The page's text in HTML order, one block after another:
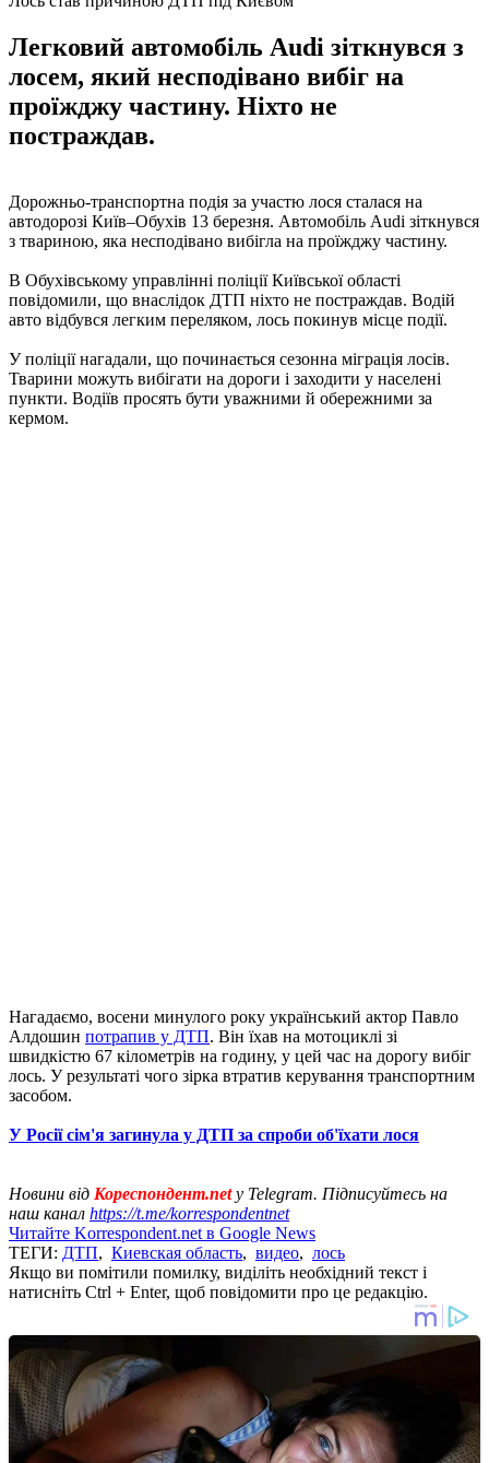
Легковий автомобіль Audi зіткнувся з
лосем, який несподівано вибіг на
проїжджу частину. Ніхто не
постраждав.
Дорожньо-транспортна подія за участю лося сталася на
автодорозі Київ–Обухів 13 березня. Автомобіль Audi зіткнувся
з твариною, яка несподівано вибігла на проїжджу частину.
В Обухівському управлінні поліції Київської області
повідомили, що внаслідок ДТП ніхто не постраждав. Водій
авто відбувся легким переляком, лось покинув місце події.
У поліції нагадали, що починається сезонна міграція лосів.
Тварини можуть вибігати на дороги і заходити у населені
пункти. Водіїв просять бути уважними й обережними за
кермом.
Нагадаємо, восени минулого року український актор Павло
Алдошин потрапив у ДТП. Він їхав на мотоциклі зі
швидкістю 67 кілометрів на годину, у цей час на дорогу вибіг
лось. У результаті чого зірка втратив керування транспортним
засобом.
У Росії сім'я загинула у ДТП за спроби об'їхати лося
Новини від Кореспондент.netу Telegram. Підписуйтесь на
наш канал https://t.me/korrespondentnet
Читайте Korrespondent.net в Google News
ТЕГИ: ДТП, Киевская область, видео, лось
Якщо ви помітили помилку, виділіть необхідний текст і
натисніть Ctrl + Enter, щоб повідомити про це редакцію.